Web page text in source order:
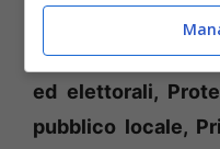
istituzionali, gli
amministrativa e
ed elettorali,
pubblico locale,